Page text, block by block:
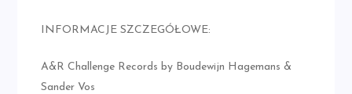
INFORMACJE SZCZEGÓŁOWE:
A&R Challenge Records by Boudewijn Hagemans &
Sander Vos